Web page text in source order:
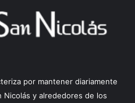
por mantener diariamente
Nicolás y alrededores de los